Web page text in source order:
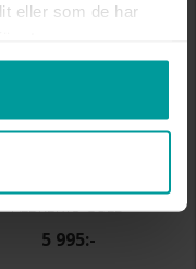
eller som de har
ALBREKTS GULD
5 995:-